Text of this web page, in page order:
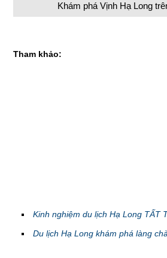
Khám phá Vịnh Hạ Long
Tham khảo:
Kinh nghiệm du lịch Hạ Long TẤT
Du lịch Hạ Long khám phá làng